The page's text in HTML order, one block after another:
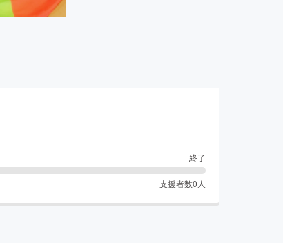
終了
支援者数0 人